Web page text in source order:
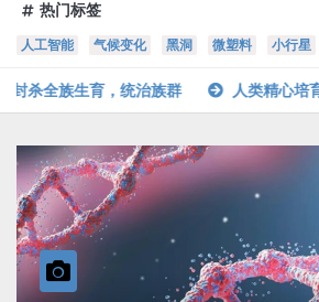
热门标签
人工智能 气候变化 黑洞 微塑料 小行星
族群 人类精心培育的美丽宠物，却出